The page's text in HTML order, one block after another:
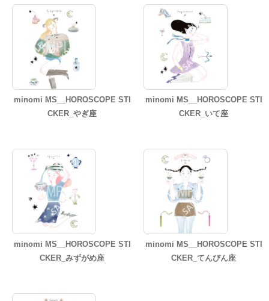
minomi MS__HOROSCOPE STI
CKER_やぎ座
minomi MS__HOROSCOPE STI
CKER_いて座
minomi MS__HOROSCOPE STI
CKER_みずがめ座
minomi MS__HOROSCOPE STI
CKER_てんびん座